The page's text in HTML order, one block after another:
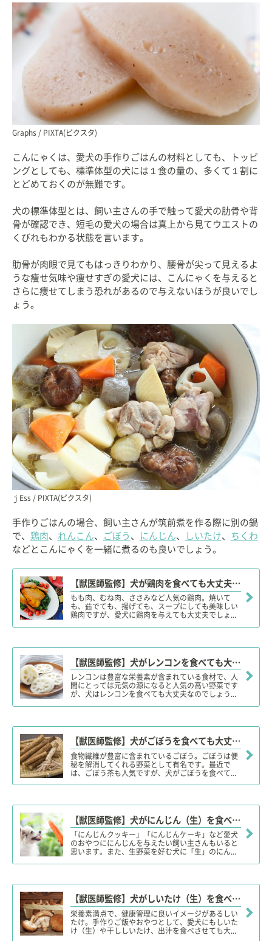
Graphs / PIXTA(ピクスタ)
こんにゃくは、愛犬の手作りごはんの材料としても、トッピ
ングとしても、標準体型の犬には１食の量の、多くて１割に
とどめておくのが無難です。
犬の標準体型とは、飼い主さんの手で触って愛犬の肋骨や背
骨が確認でき、短毛の愛犬の場合は真上から見てウエストの
くびれもわかる状態を言います。
肋骨が肉眼で見てもはっきりわかり、腰骨が尖って見えるよ
うな痩せ気味や痩せすぎの愛犬には、こんにゃくを与えると
さらに痩せてしまう恐れがあるので与えないほうが良いでし
ょう。
ｊEss / PIXTA(ピクスタ)
手作りごはんの場合、飼い主さんが筑前煮を作る際に別の鍋
で、 鶏肉、 れんこん、 ごぼう 、 にんじん、 しいたけ、 ちくわ
などとこんにゃくを一緒に煮るのも良いでしょう。
【獣医師監修】犬が鶏肉を食べても大丈夫？骨付き肉や生肉は？適量や注意点、アレルギーに注意！
もも肉、むね肉、ささみなど人気の鶏肉。焼いて
も、茹でても、揚げても、スープにしても美味しい
鶏肉ですが、愛犬に鶏肉を与えても大丈夫でしょ...
【獣医師監修】犬がレンコンを食べても大丈夫？ 嘔吐（おうと）やアレルギーに注意！
レンコンは豊富な栄養素が含まれている食材で、人
間にとっては元気の源になると人気の高い野菜です
が、犬はレンコンを食べても大丈夫なのでしょう...
【獣医師監修】犬がごぼうを食べても大丈夫？生は？適量や注意点、便秘に効果的？
食物繊維が豊富に含まれているごぼう。ごぼうは便
秘を解消してくれる野菜として有名です。最近で
は、ごぼう茶も人気ですが、犬がごぼうを食べて...
【獣医師監修】犬がにんじん（生）を食べても大丈夫？加熱が必要？適量は？「ネギ類」や下痢に要注意！
「にんじんクッキー」「にんじんケーキ」など愛犬
のおやつににんじんを与えたい飼い主さんもいると
思います。また、生野菜を好む犬に「生」のにん...
【獣医師監修】犬がしいたけ（生）を食べても大丈夫？ダメ？干ししいたけや出汁、注意点や適量は？
栄養素満点で、健康管理に良いイメージがあるしい
たけ。手作りご飯やおやつとして、愛犬にもしいた
け（生）や干ししいたけ、出汁を食べさせても大...